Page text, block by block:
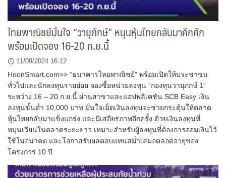
ไทยพาณิชย์มั่นใจ “วายุภักษ์” หนุนหุ้นไทยกลับมาคึกคัก
พร้อมเปิดจอง 16-20 ก.ย.นี้
11/09/2024 16:12
HoonSmart.com>> “ธนาคารไทยพาณิชย์” พร้อมเปิดให้ประชาชน
ทั่วไปและนักลงทุนรายย่อย จองซื้อหน่วยลงทุน “กองทุนวายุภกษ์ 1”
ระหว่าง 16 – 20 ก.ย.นี้ ผ่านสาขาและแอปพลิเคชัน SCB Easy เงิน
ลงทุนขั้นต่ำ 10,000 บาท มั่นใจเม็ดเงินลงทุนจะช่วยกระตุ้นให้ตลาด
หุ้นไทยกลับมาแข็งแกร่ง และมีเสถียรภาพอีกครั้ง ด้วยเงินลงทุนที่
หมุนเวียนในตลาดระยะยาว เหมาะสำหรับผู้ลงทุนที่ต้องการออมเงินไว้
ใช้ในอนาคต และโอกาสรับผลตอบแทนสม่ำเสมอตลอดอายุของ
โครงการ 10 ปี